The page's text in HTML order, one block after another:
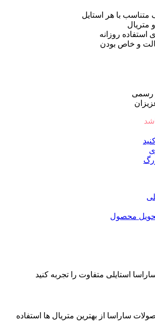
با هر استایل
متریال
استفاده روزانه
رسمی
محصول
استایلی متفاوت را تجربه کنید
ساراسا از بهترين متریال ها استفاده